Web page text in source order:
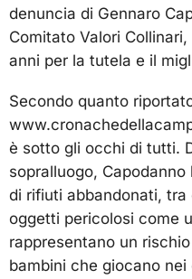
denuncia di Gennaro
Comitato Valori
anni per la tutela e il
Secondo quanto
è sotto gli occhi di tutti.
sopralluogo,
di rifiuti abbandonati,
oggetti pericolosi come
rappresentano un
bambini che giocano